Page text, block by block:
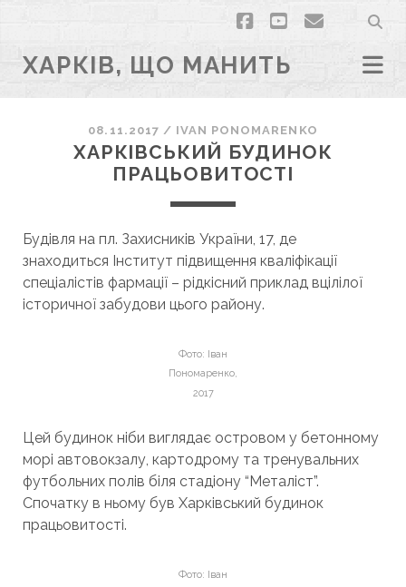
facebook
youtubeemail
ХАРКІВ, ЩО МАНИТЬ
08.11.2017 / ІVAN PONOMARENKO
ХАРКІВСЬКИЙ БУДИНОК
ПРАЦЬОВИТОСТІ
Будівля на пл. Захисників України, 17, де
знаходиться Інститут підвищення кваліфікації
спеціалістів фармації – рідкісний приклад вцілілої
історичної забудови цього району.
Фото: Іван
Пономаренко,
2017
Цей будинок ніби виглядає островом у бетонному
морі автовокзалу, картодрому та тренувальних
футбольних полів біля стадіону “Металіст”.
Спочатку в ньому був Харківський будинок
працьовитості.
Фото: Іван